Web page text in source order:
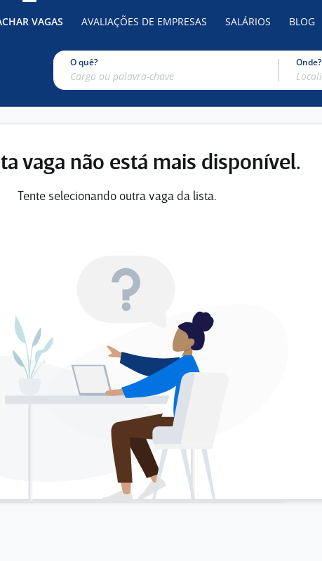
VAGAS AVALIAÇÕES DE EMPRESAS SALÁRIOS BLOG
O quê? Onde?
vaga não está mais disponível.
Tente selecionando outra vaga da lista.